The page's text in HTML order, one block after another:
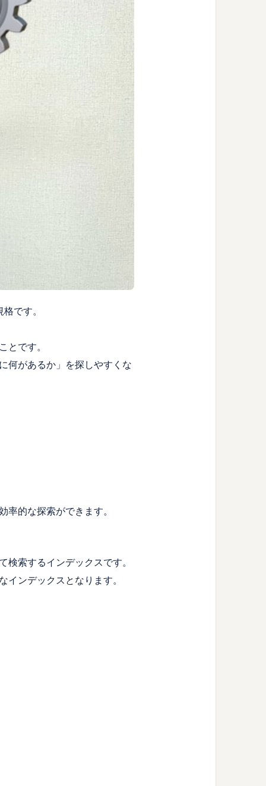
です。
です。
何があるか」を探しやすくな
的な探索ができます。
索するインデックスです。
ンデックスとなります。